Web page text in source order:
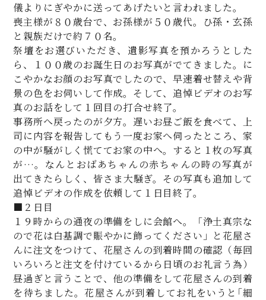
儀よりにぎやかに送ってあげたいと言われました。
喪主様が８０歳台で、お孫様が５０歳代。ひ孫・玄孫
と親族だけで約７０名。
祭壇をお選びいただき、遺影写真を預かろうとした
ら、１００歳のお誕生日のお写真がでてきました。に
こやかなお顔のお写真でしたので、早速着せ替えや背
景の色をお伺いして作成。そして、追悼ビデオのお写
真のお話をして１回目の打合せ終了。
事務所へ戻ったのが夕方。遅いお昼ご飯を食べて、上
司に内容を報告してもう一度お家へ伺ったところ、家
の中が騒がしく慌ててお家の中へ。すると１枚の写真
が…。なんとおばあちゃんの赤ちゃんの時の写真が
出てきたらしく、皆さま大騒ぎ。その写真も追加して
追悼ビデオの作成を依頼して１日目終了。
■２日目
１９時からの通夜の準備をしに会館へ。「浄土真宗な
ので花は白基調で賑やかに飾ってください」と花屋さ
んに注文をつけて、花屋さんの到着時間の確認（毎回
いろいろと注文を付けているから日頃のお礼言う為）
昼過ぎと言うことで、他の準備をして花屋さんの到着
を待ちました。花屋さんが到着してお礼をいうと｢細